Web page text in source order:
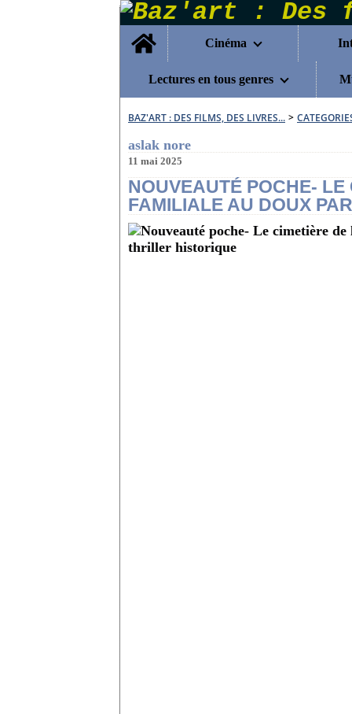
Home
Cinéma
Lectures en tous genres
BAZ'ART : DES FILMS, DES LIVRES... >
aslak nore
11 mai 2025
NOUVEAUTÉ POCHE-
FAMILIALE AU DOUX